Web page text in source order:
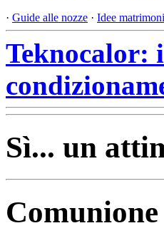
· Guide alle nozze · Idee
Teknocalor:
Sì... un